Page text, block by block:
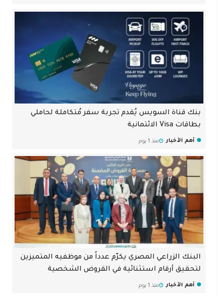
بنك قناة السويس يُقدم تجربة سفر مُتكاملة لحاملي
بطاقات Visa الائتمانية
أهم الأخبار منذ 1 يوم
البنك الزراعي المصري يكرّم عدداً من موظفيه المتميزين
لتحقيق أرقام استثنائية في القروض الشخصية
أهم الأخبار منذ 1 يوم